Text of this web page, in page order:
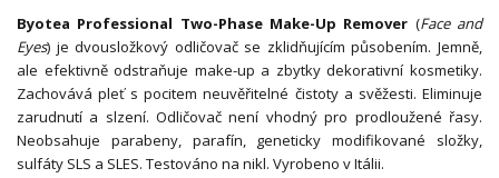
Byotea Professional Two-Phase Make-Up Remover (Face and
Eyes) je dvousložkový odličovač se zklidňujícím působením. Jemně,
ale efektivně odstraňuje make-up a zbytky dekorativní kosmetiky.
Zachovává pleť s pocitem neuvěřitelné čistoty a svěžesti. Eliminuje
zarudnutí a slzení. Odličovač není vhodný pro prodloužené řasy.
Neobsahuje parabeny, parafín, geneticky modifikované složky,
sulfáty SLS a SLES. Testováno na nikl. Vyrobeno v Itálii.